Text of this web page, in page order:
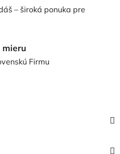
– široká ponuka pre
mieru
Firmu